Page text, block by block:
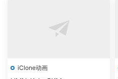
iClone动画